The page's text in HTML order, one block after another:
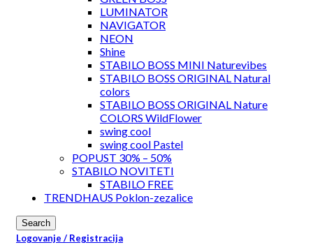
LUMINATOR
NAVIGATOR
NEON
Shine
STABILO BOSS MINI Naturevibes
STABILO BOSS ORIGINAL Natural
colors
STABILO BOSS ORIGINAL Nature
COLORS WildFlower
swing cool
swing cool Pastel
POPUST 30% – 50%
STABILO NOVITETI
STABILO FREE
TRENDHAUS Poklon-zezalice
Search
Logovanje / Registracija